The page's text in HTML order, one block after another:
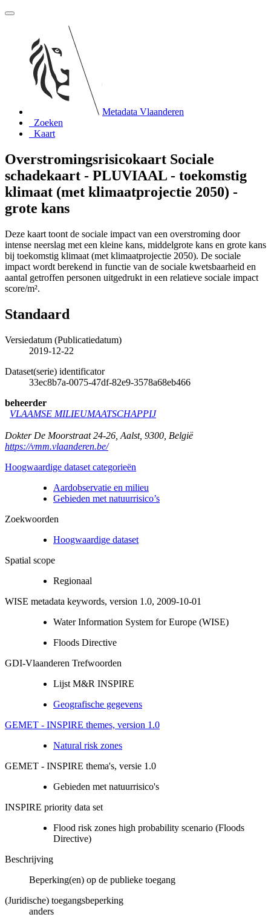
Metadata Vlaanderen
Zoeken
Kaart
Overstromingsrisicokaart Sociale
schadekaart - PLUVIAAL - toekomstig
klimaat (met klimaatprojectie 2050) -
grote kans
Deze kaart toont de sociale impact van een overstroming door
intense neerslag met een kleine kans, middelgrote kans en grote kans
bij toekomstig klimaat (met klimaatprojectie 2050). De sociale
impact wordt berekend in functie van de sociale kwetsbaarheid en
aantal getroffen personen uitgedrukt in een relatieve sociale impact
score/m².
Standaard
Versiedatum (Publicatiedatum)
2019-12-22
Dataset(serie) identificator
33ec8b7a-0075-47df-82e9-3578a68eb466
beheerder
VLAAMSE MILIEUMAATSCHAPPIJ
Dokter De Moorstraat 24-26 Aalst, 9300 België
https://vmm.vlaanderen.be/
Hoogwaardige dataset categorieën
Aardobservatie en milieu
Gebieden met natuurrisico’s
Zoekwoorden
Hoogwaardige dataset
Spatial scope
Regionaal
WISE metadata keywords, version 1.0, 2009-10-01
Water Information System for Europe (WISE)
Floods Directive
GDI-Vlaanderen Trefwoorden
Lijst M&R INSPIRE
Geografische gegevens
GEMET - INSPIRE themes, version 1.0
Natural risk zones
GEMET - INSPIRE thema's, versie 1.0
Gebieden met natuurrisico's
INSPIRE priority data set
Flood risk zones high probability scenario (Floods
Directive)
Beschrijving
Beperking(en) op de publieke toegang
(Juridische) toegangsbeperking
anders